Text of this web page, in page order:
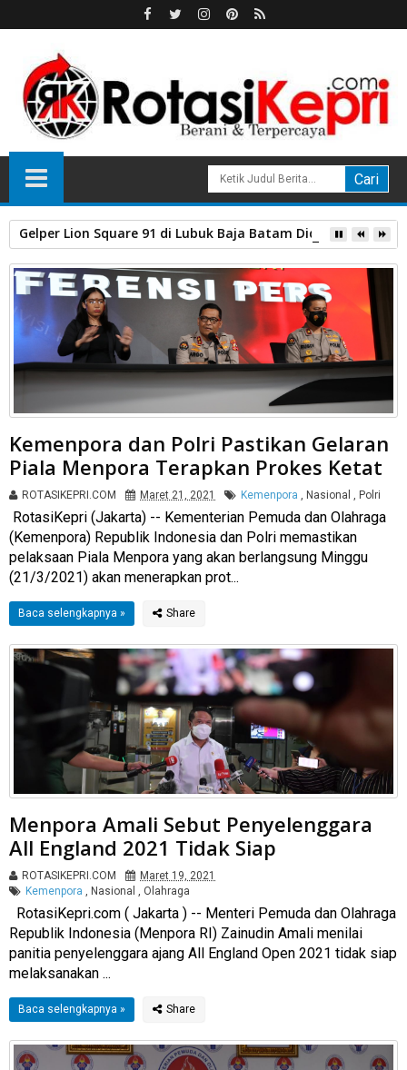
Gelper Lion Square 91 di Lubuk Baja Batam Diduga “Cuci”
Kemenpora dan Polri Pastikan Gelaran
Piala Menpora Terapkan Prokes Ketat
ROTASIKEPRI.COM Maret 21, 2021 Kemenpora , Nasional , Polri
RotasiKepri (Jakarta) -- Kementerian Pemuda dan Olahraga
(Kemenpora) Republik Indonesia dan Polri memastikan
pelaksaan Piala Menpora yang akan berlangsung Minggu
(21/3/2021) akan menerapkan prot...
Baca selengkapnya »
Menpora Amali Sebut Penyelenggara
All England 2021 Tidak Siap
ROTASIKEPRI.COM
Maret 19, 2021
Kemenpora , Nasional , Olahraga
RotasiKepri.com ( Jakarta ) -- Menteri Pemuda dan Olahraga
Republik Indonesia (Menpora RI) Zainudin Amali menilai
panitia penyelenggara ajang All England Open 2021 tidak siap
melaksanakan ...
Baca selengkapnya »